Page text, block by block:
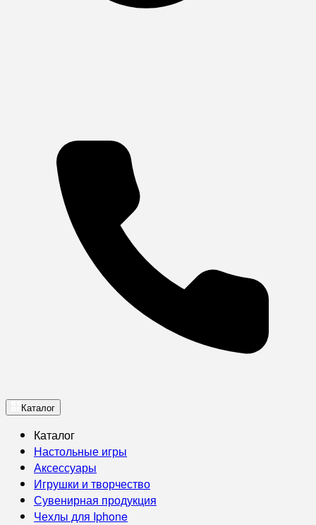
Каталог
Каталог
Настольные игры
Аксессуары
Игрушки и творчество
Сувенирная продукция
Чехлы для Iphone